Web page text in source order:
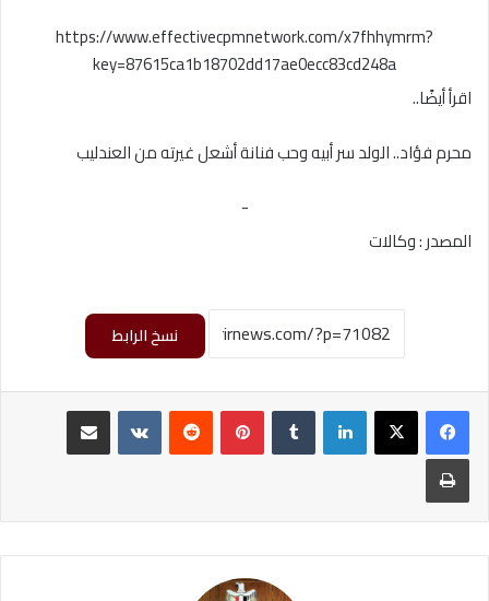
https://www.effectivecpmnetwork.com/x7fhhymrm?
key=87615ca1b18702dd17ae0ecc83cd248a
اقرأ أيضًا..
محرم فؤاد.. الولد سر أبيه وحب فنانة أشعل غيرته من العندليب
-
المصدر : وكالات
نسخ الرابط
لينكدإن بينتيريست
طباعة